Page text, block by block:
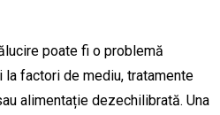
poate fi o problemă
la factori de mediu, tratamente
alimentație dezechilibrată. Una